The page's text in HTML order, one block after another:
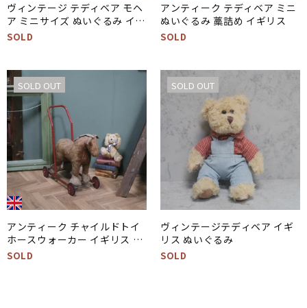
ヴィンテージ テディベア モヘ
ア ミニサイズ ぬいぐるみ イギ
リス
SOLD
アンティーク テディベア ミニ
ぬいぐるみ 藁詰め イギリス
SOLD
SOLD OUT
アンティーク チャイルドトイ
ホースウォーカー イギリス 仔
馬の幼児用手押し車
SOLD
SOLD OUT
ヴィンテージテディベア イギ
リス ぬいぐるみ
SOLD